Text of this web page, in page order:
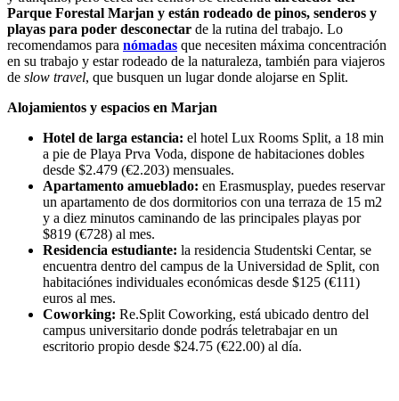
Parque Forestal Marjan y están rodeado de pinos, senderos y
playas para poder desconectar de la rutina del trabajo. Lo
recomendamos para nómadas que necesiten máxima concentración
en su trabajo y estar rodeado de la naturaleza, también para viajeros
de slow travel, que busquen un lugar donde alojarse en Split.
Alojamientos y espacios en Marjan
Hotel de larga estancia: el hotel Lux Rooms Split, a 18 min
a pie de Playa Prva Voda, dispone de habitaciones dobles
desde $2.479 (€2.203) mensuales.
Apartamento amueblado: en Erasmusplay, puedes reservar
un apartamento de dos dormitorios con una terraza de 15 m2
y a diez minutos caminando de las principales playas por
$819 (€728) al mes.
Residencia estudiante: la residencia Studentski Centar, se
encuentra dentro del campus de la Universidad de Split, con
habitaciónes individuales económicas desde $125 (€111)
euros al mes.
Coworking: Re.Split Coworking, está ubicado dentro del
campus universitario donde podrás teletrabajar en un
escritorio propio desde $24.75 (€22.00) al día.